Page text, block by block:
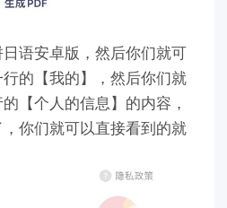
语安卓版，然后你们就可
的【我的】，然后你们就
【个人的信息】的内容，
你们就可以直接看到的就